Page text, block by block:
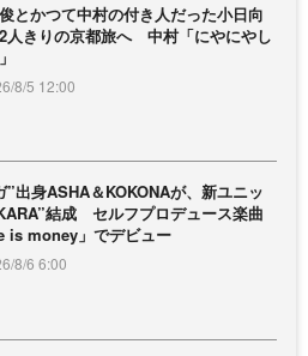
とかつて中村の付き人だった小日向
人きりの京都旅へ 中村「にやにやし
8/5 12:00
”出身ASHA＆KOKONAが、新ユニッ
結成 セルフプロデュース楽曲
is money」でデビュー
8/6 6:00